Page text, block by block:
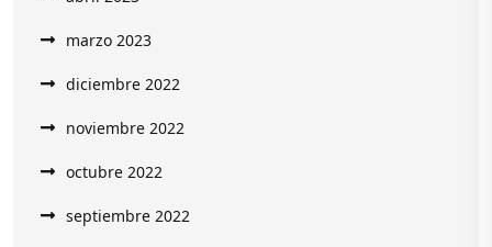
marzo 2023
diciembre 2022
noviembre 2022
octubre 2022
septiembre 2022